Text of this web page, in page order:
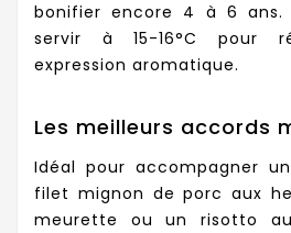
bonifier encore 4 à 6 ans.
servir à 15-16°C pour
expression aromatique.
Les meilleurs accords
Idéal pour accompagner
filet mignon de porc aux
meurette ou un risotto